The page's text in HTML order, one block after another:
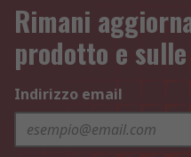
Rimani
prodotto e
Indirizzo email